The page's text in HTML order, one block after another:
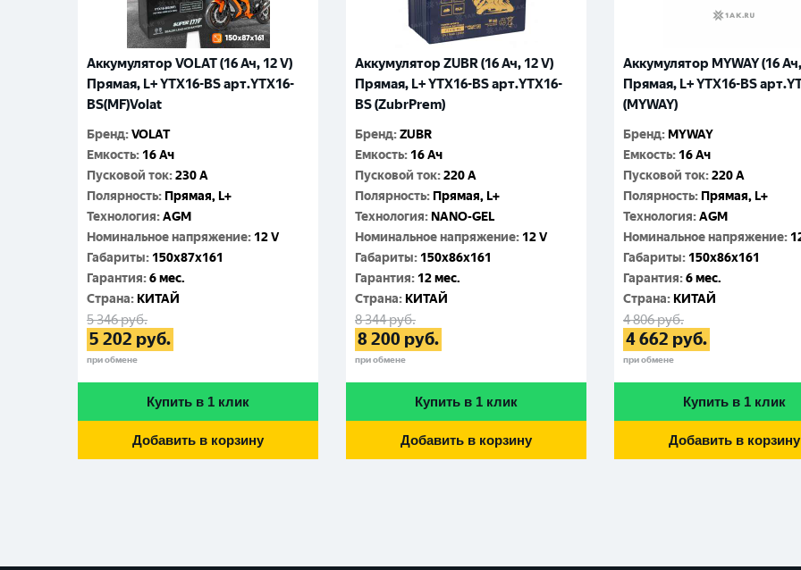
Аккумулятор VOLAT (16 Ач, 12 V)
Прямая, L+ YTX16-BS арт.YTX16-
BS(MF)Volat
Бренд:VOLAT
Емкость: 16 Ач
Пусковой ток:230 A
Полярность: Прямая, L+
Технология:AGM
Номинальное напряжение: 12 V
Габариты: 150x87x161
Гарантия:6 мес.
Cтрана: КИТАЙ
5 346руб.
5 202 руб.
при обмене
Купить в 1 клик
Добавить в корзину
Аккумулятор ZUBR (16 Ач, 12 V)
Прямая, L+ YTX16-BS арт.YTX16-
BS (ZubrPrem)
Бренд:ZUBR
Емкость: 16 Ач
Пусковой ток:220 A
Полярность: Прямая, L+
Технология: NANO-GEL
Номинальное напряжение: 12 V
Габариты: 150x86x161
Гарантия: 12 мес.
Cтрана: КИТАЙ
8 344руб.
8 200 руб.
при обмене
Купить в 1 клик
Добавить в корзину
Аккумулятор MYWAY (16
Прямая, L+ YTX16-BS
(MYWAY)
Бренд: MYWAY
Емкость: 16 Ач
Пусковой ток:220 A
Полярность: Прямая, L+
Технология:AGM
Номинальное напряжение:
Габариты: 150x86x161
Гарантия:6 мес.
Cтрана: КИТАЙ
4 806руб.
4 662 руб.
при обмене
Купить в 1 клик
Добавить в корзину